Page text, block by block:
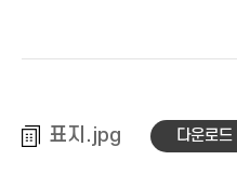
표지 다운로드